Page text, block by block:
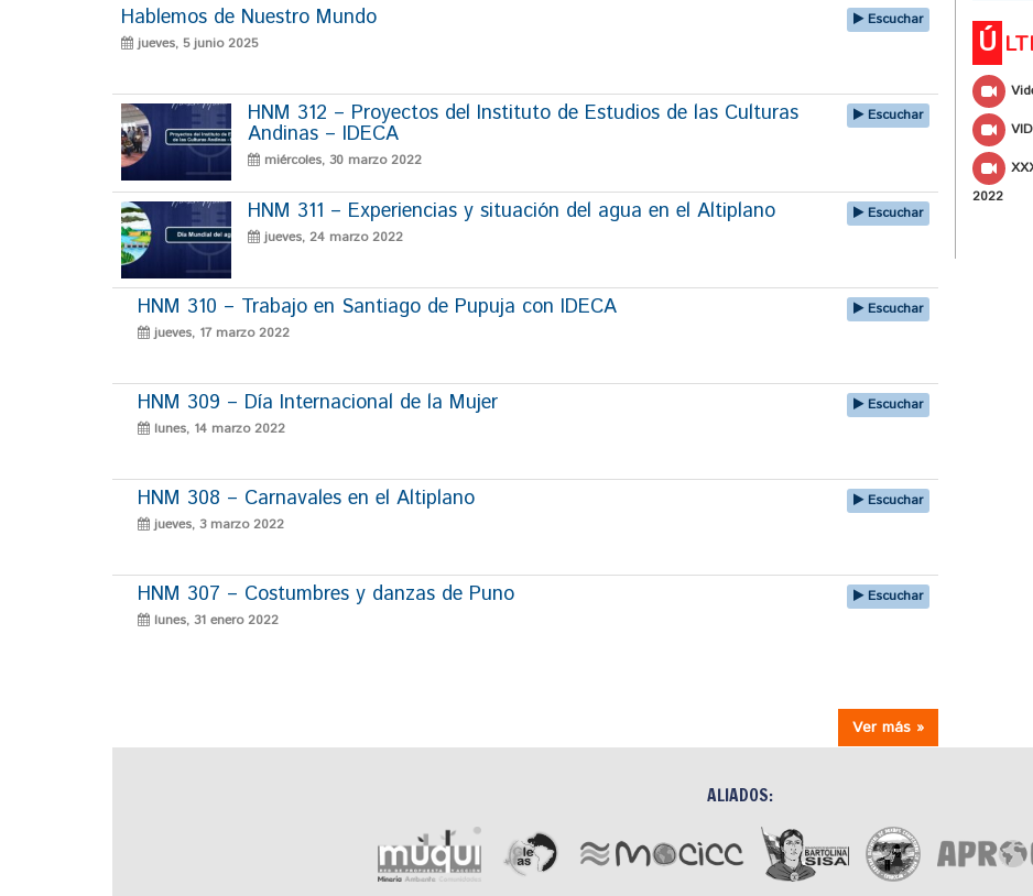
Hablemos de Nuestro Mundo
jueves, 5 junio 2025
Escuchar
HNM 312 – Proyectos del Instituto de Estudios de las Culturas
Andinas – IDECA
miércoles, 30 marzo 2022
Escuchar
HNM 311 – Experiencias y situación del agua en el Altiplano
jueves, 24 marzo 2022
Escuchar
HNM 310 – Trabajo en Santiago de Pupuja con IDECA
jueves, 17 marzo 2022
Escuchar
HNM 309 – Día Internacional de la Mujer
lunes, 14 marzo 2022
Escuchar
HNM 308 – Carnavales en el Altiplano
jueves, 3 marzo 2022
Escuchar
HNM 307 – Costumbres y danzas de Puno
lunes, 31 enero 2022
Escuchar
Ver más »
Ú
2022
ALIADOS: